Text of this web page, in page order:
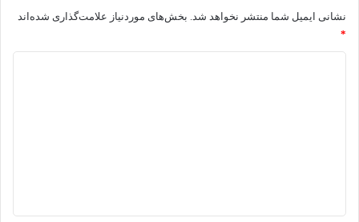
نشانی ایمیل شما منتشر نخواهد شد. بخش‌های موردنیاز علامت‌گذاری شده‌اند
*